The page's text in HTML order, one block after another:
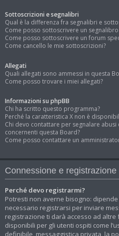
Sottoscrizioni e segnalibri
Qual è la differenza fra segnalibri e
Come posso sottoscrivere un
Come posso sottoscrivere un forum
Come cancello le mie sottoscrizioni?
Allegati
Quali allegati sono ammessi in questa
Come posso trovare i miei allegati?
Informazioni su phpBB
Chi ha scritto questo programma?
Perché la caratteristica X non è
Chi devo contattare per segnalare
concernenti questa Board?
Come posso contattare un
Connessione e registrazione
Perché devo registrarmi?
Potresti non averne bisogno:
necessario registrarsi per inviare
registrazione ti darà accesso ad altre
disponibili per gli utenti ospiti come
definibile, messaggistica privata, la